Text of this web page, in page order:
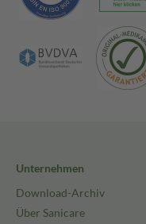
Unternehmen
Download-Archiv
Über Sanicare